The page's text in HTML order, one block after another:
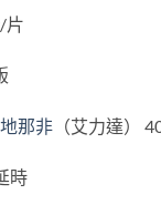
片
那非 （艾力達）
時